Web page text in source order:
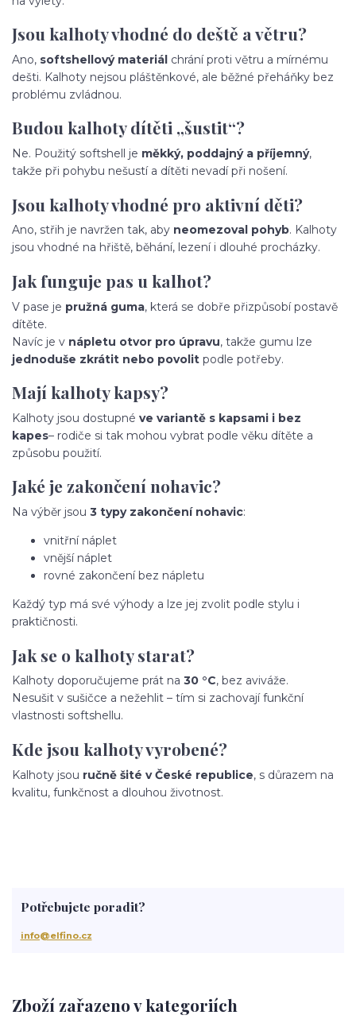
Jsou kalhoty vhodné do deště a větru?
Ano, softshellový materiál chrání proti větru a mírnému
dešti. Kalhoty nejsou pláštěnkové, ale běžné přeháňky bez
problému zvládnou.
Budou kalhoty dítěti „šustit“?
Ne. Použitý softshell je měkký, poddajný a příjemný,
takže při pohybu nešustí a dítěti nevadí při nošení.
Jsou kalhoty vhodné pro aktivní děti?
Ano, střih je navržen tak, aby neomezoval pohyb. Kalhoty
jsou vhodné na hřiště, běhání, lezení i dlouhé procházky.
Jak funguje pas u kalhot?
V pase je pružná guma, která se dobře přizpůsobí postavě
dítěte.
Navíc je v nápletu otvor pro úpravu, takže gumu lze
jednoduše zkrátit nebo povolit podle potřeby.
Mají kalhoty kapsy?
Kalhoty jsou dostupné ve variantě s kapsami i bez
kapes– rodiče si tak mohou vybrat podle věku dítěte a
způsobu použití.
Jaké je zakončení nohavic?
Na výběr jsou 3 typy zakončení nohavic:
vnitřní náplet
vnější náplet
rovné zakončení bez nápletu
Každý typ má své výhody a lze jej zvolit podle stylu i
praktičnosti.
Jak se o kalhoty starat?
Kalhoty doporučujeme prát na 30 °C, bez aviváže.
Nesušit v sušičce a nežehlit – tím si zachovají funkční
vlastnosti softshellu.
Kde jsou kalhoty vyrobené?
Kalhoty jsou ručně šité v České republice, s důrazem na
kvalitu, funkčnost a dlouhou životnost.
Zboží zařazeno v kategoriích
Potřebujete poradit?
info@elfino.cz